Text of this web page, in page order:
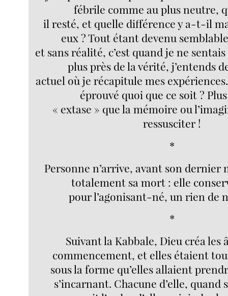
fébrile comme au plus neutre,
il resté, et quelle différence y a-t-il
eux ? Tout étant devenu
et sans réalité, c’est quand je ne
plus près de la vérité, j’entends
actuel où je récapitule mes
éprouvé quoi que ce soit ?
« extase » que la mémoire ou
ressusciter !
*
Personne n’arrive, avant son dernier
totalement sa mort : elle
pour l’agonisant-né, un rien de
*
Suivant la Kabbale, Dieu créa les
commencement, et elles étaient
sous la forme qu’elles allaient
s’incarnant. Chacune d’elle, quand